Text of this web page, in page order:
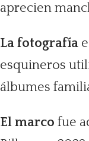
aprecien
La fotografía
esquineros
álbumes
El marco fue